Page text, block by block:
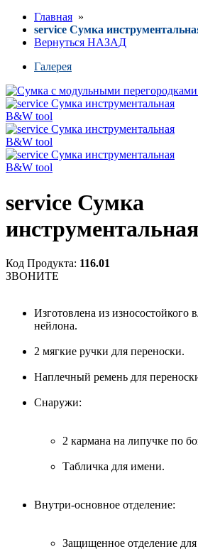
Главная »
service Сумка
Вернуться НАЗАД
Галерея
service Сумка
Код Продукта: 116.01
ЗВОНИТЕ
Изготовлена из износостойкого
нейлона.
2 мягкие ручки для переноски.
Наплечный ремень для
Снаружи:
2 кармана на липучке по
Табличка для имени.
Внутри-основное отделение:
Защищенное отделение